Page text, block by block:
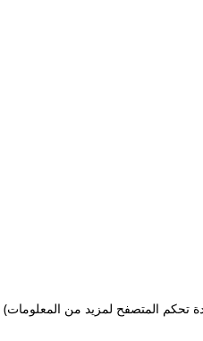
تحكم المتصفح لمزيد من المعلومات)